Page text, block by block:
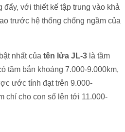
đẩy, với thiết kế tập trung vào khả
trước hệ thống chống ngầm của
nhất của tên lửa JL-3 là tầm
tầm bắn khoảng 7.000-9.000km,
ước tính đạt trên 9.000-
chí cho con số lên tới 11.000-